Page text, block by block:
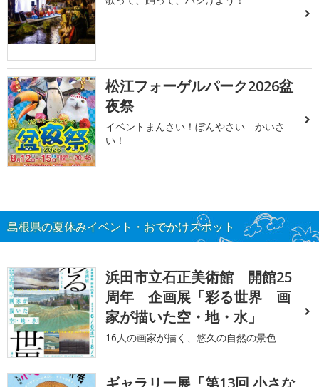
松江フォーゲルパーク2026盆
夜祭
イベントまんさい！ぼんやさい かいさ
い！
島根県の夏休みイベント・おでかけスポット
浜田市立石正美術館 開館25
周年 企画展「彩る世界 画
家が描いた空・地・水」
16人の画家が描く、悠久の自然の景色